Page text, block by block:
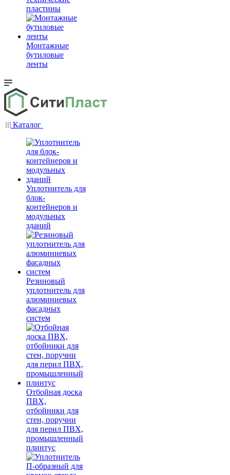
пластины
Монтажные
бутиловые
ленты
Каталог
Уплотнитель для
блок-
контейнеров и
модульных
зданий
Резиновый
уплотнитель для
алюминиевых
фасадных
систем
Отбойная доска
ПВХ,
отбойники для
стен, поручни
для перил ПВХ,
промышленный
плинтус